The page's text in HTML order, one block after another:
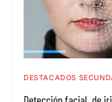
DESTACADOS